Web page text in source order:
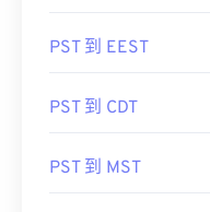
PST 到 EEST
PST 到 CDT
PST 到 MST